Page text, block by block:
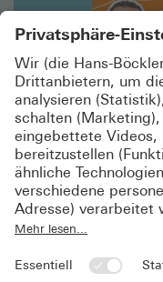
I.M.U. Podcast „Fokus
#15 GREEN DEAL
In dieser Folge
und Navid Armeli